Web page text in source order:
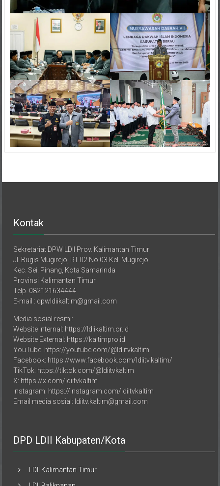
Jl. Bugis Mugirejo, RT.02 No.03 Kel. Mugirejo
Kec. Sei. Pinang, Kota Samarinda
Provinsi Kalimantan Timur
Telp. 082121634444
E-mail : dpwldiikaltim@gmail.com
Website Internal: https://ldiikaltim.or.id
Website External: https://kaltimpro.id
YouTube: https://youtube.com/@ldiitvkaltim
Facebook: https://www.facebook.com/ldiitv.kaltim/
TikTok: https://tiktok.com/@ldiitvkaltim
X: https://x.com/ldiitvkaltim
Instagram: https://instagram.com/ldiitvkaltim
Email media sosial: ldiitv.kaltim@gmail.com